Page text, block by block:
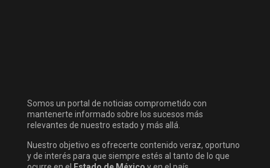
Somos un portal de noticias comprometido con
mantenerte informado sobre los sucesos más
relevantes de nuestro estado y más allá.
Nuestro objetivo es ofrecerte contenido veraz, oportuno
y de interés para que siempre estés al tanto de lo que